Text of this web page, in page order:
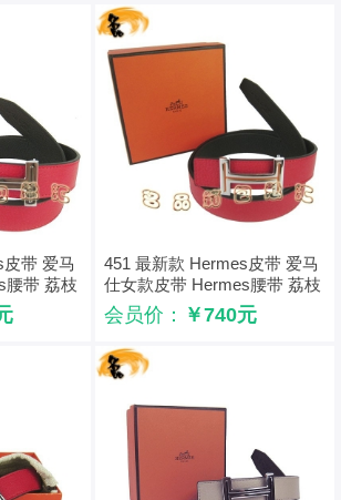
带 爱马
腰带 荔枝
451 最新款 Hermes皮带 爱马
仕女款皮带 Hermes腰带 荔枝
纹红配黑 银配橙扣3cm
会员价： ￥740元